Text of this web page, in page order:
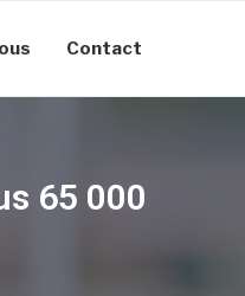
Contact
65 000